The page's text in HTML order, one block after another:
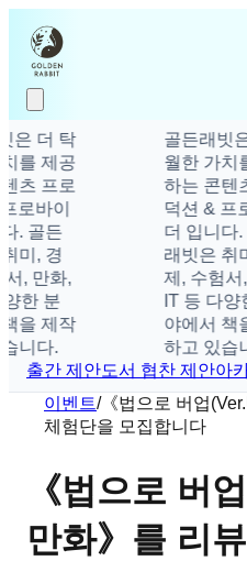
은 더 탁
를 제공
츠 프로
로바이
. 골든
미, 경
, 만화,
한 분
을 제작
니다.
골든래빗
월한 가치
하는 콘텐
덕션 & 프
더 입니다.
래빗은 취
제, 수험서
IT 등 다양
야에서 책
하고 있습
출간 제안도서 협찬 제안아
이벤트/《법으로 버업
체험단을 모집합니다
《법으로 버
만화》를 리